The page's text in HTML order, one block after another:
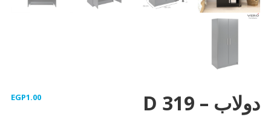
دولاب – D 319 EGP1.00